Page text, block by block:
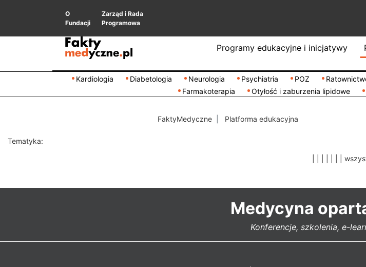
O
Fundacji
Zarząd i Rada
Programowa
Programy edukacyjne i inicjatywy
Kardiologia Diabetologia Neurologia Psychiatria POZ
Farmakoterapia
Otyłość i zaburzenia lipidowe
FaktyMedyczne Platforma edukacyjna
Tematyka:
Medycyna
Konferencje, szkolenia, e-